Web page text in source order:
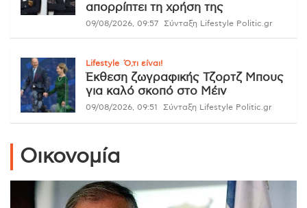
απορρίπτει τη χρήση της
09/08/2026, 09:57 Σύνταξη Lifestyle Politic.gr
Lifestyle Ό,τι είναι!
Έκθεση ζωγραφικής Τζορτζ Μπους
για καλό σκοπό στο Μέιν
09/08/2026, 09:51 Σύνταξη Lifestyle Politic.gr
Οικονομία